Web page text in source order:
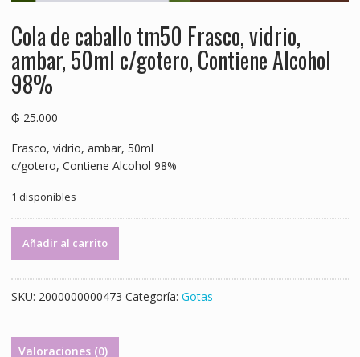
Cola de caballo tm50 Frasco, vidrio,
ambar, 50ml c/gotero, Contiene Alcohol
98%
₲ 25.000
Frasco, vidrio, ambar, 50ml
c/gotero, Contiene Alcohol 98%
1 disponibles
Frasco,
ambar,
Añadir al carrito
SKU: 2000000000473 Categoría: Gotas
Valoraciones (0)